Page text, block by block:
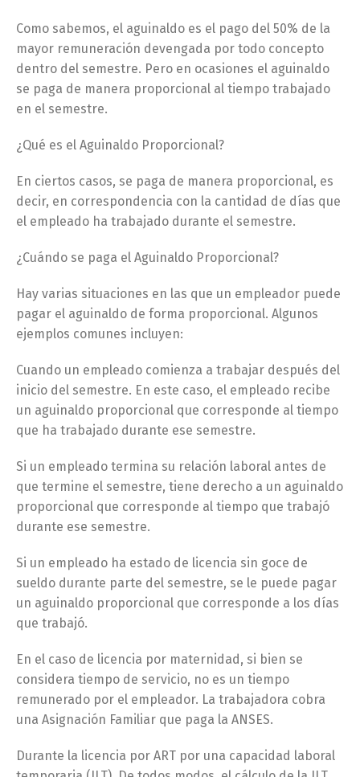
Como sabemos, el aguinaldo es el pago del 50% de la
mayor remuneración devengada por todo concepto
dentro del semestre. Pero en ocasiones el aguinaldo
se paga de manera proporcional al tiempo trabajado
en el semestre.
¿Qué es el Aguinaldo Proporcional?
En ciertos casos, se paga de manera proporcional, es
decir, en correspondencia con la cantidad de días que
el empleado ha trabajado durante el semestre.
¿Cuándo se paga el Aguinaldo Proporcional?
Hay varias situaciones en las que un empleador puede
pagar el aguinaldo de forma proporcional. Algunos
ejemplos comunes incluyen:
Cuando un empleado comienza a trabajar después del
inicio del semestre. En este caso, el empleado recibe
un aguinaldo proporcional que corresponde al tiempo
que ha trabajado durante ese semestre.
Si un empleado termina su relación laboral antes de
que termine el semestre, tiene derecho a un aguinaldo
proporcional que corresponde al tiempo que trabajó
durante ese semestre.
Si un empleado ha estado de licencia sin goce de
sueldo durante parte del semestre, se le puede pagar
un aguinaldo proporcional que corresponde a los días
que trabajó.
En el caso de licencia por maternidad, si bien se
considera tiempo de servicio, no es un tiempo
remunerado por el empleador. La trabajadora cobra
una Asignación Familiar que paga la ANSES.
Durante la licencia por ART por una capacidad laboral